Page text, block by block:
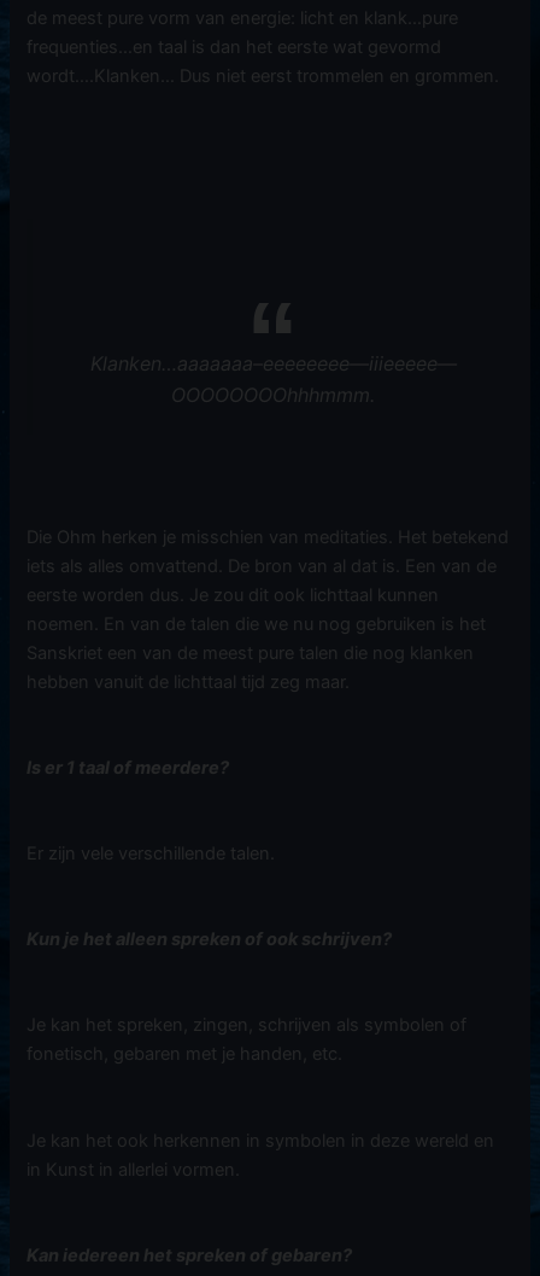
de meest pure vorm van energie: licht en klank…pure
frequenties…en taal is dan het eerste wat gevormd
wordt….Klanken… Dus niet eerst trommelen en grommen.
Klanken…aaaaaaa–eeeeeeee—iiieeeee—
OOOOOOOOhhhmmm.
Die Ohm herken je misschien van meditaties. Het betekend
iets als alles omvattend. De bron van al dat is. Een van de
eerste worden dus. Je zou dit ook lichttaal kunnen
noemen. En van de talen die we nu nog gebruiken is het
Sanskriet een van de meest pure talen die nog klanken
hebben vanuit de lichttaal tijd zeg maar.
Is er 1 taal of meerdere?
Er zijn vele verschillende talen.
Kun je het alleen spreken of ook schrijven?
Je kan het spreken, zingen, schrijven als symbolen of
fonetisch, gebaren met je handen, etc.
Je kan het ook herkennen in symbolen in deze wereld en
in Kunst in allerlei vormen.
Kan iedereen het spreken of gebaren?